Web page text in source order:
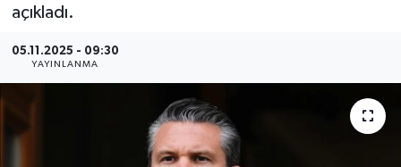
açıkladı.
05.11.2025 - 09:30
YAYINLANMA